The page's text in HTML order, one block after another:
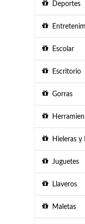
Deportes
Escolar
Escritorio
Gorras
Hieleras y
Juguetes
Llaveros
Maletas